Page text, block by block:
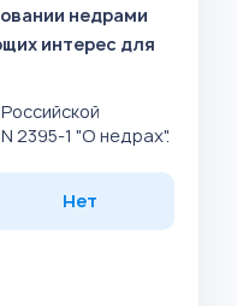
недрами
интерес для
2395-1 "О недрах".
Нет